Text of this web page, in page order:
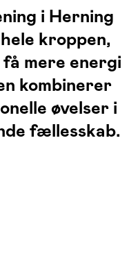
i Herning
kroppen,
mere energi
kombinerer
øvelser i
fællesskab.